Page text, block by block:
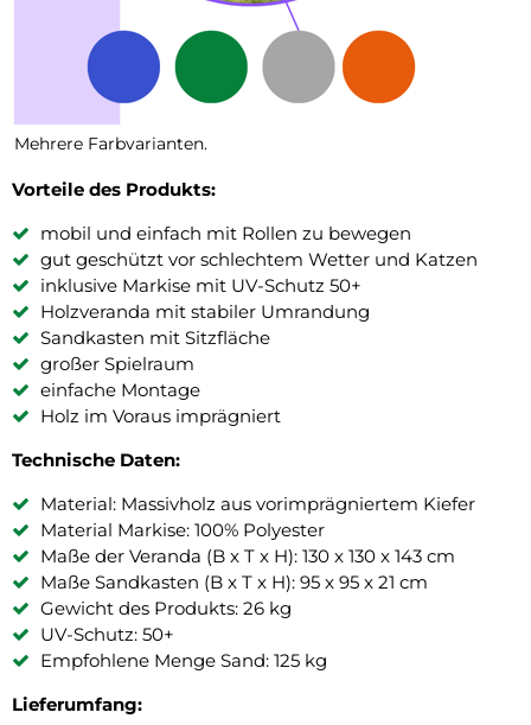
Mehrere Farbvarianten.
Vorteile des Produkts:
mobil und einfach mit Rollen zu bewegen
gut geschützt vor schlechtem Wetter und Katzen
inklusive Markise mit UV-Schutz 50+
Holzveranda mit stabiler Umrandung
Sandkasten mit Sitzfläche
großer Spielraum
einfache Montage
Holz im Voraus imprägniert
Technische Daten:
Material: Massivholz aus vorimprägniertem Kiefer
Material Markise: 100% Polyester
Maße der Veranda (B x T x H): 130 x 130 x 143 cm
Maße Sandkasten (B x T x H): 95 x 95 x 21 cm
Gewicht des Produkts: 26 kg
UV-Schutz: 50+
Empfohlene Menge Sand: 125 kg
Lieferumfang: